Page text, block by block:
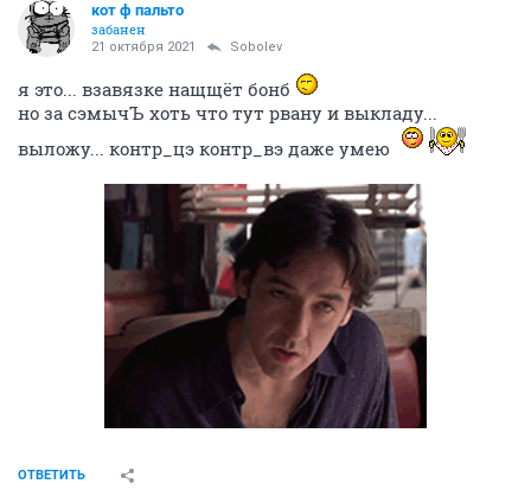
кот ф пальто
забанен
21 октября 2021 Sobolev
я это... взавязке нащщёт бонб
но за сэмычЪ хоть что тут рвану и выкладу...
выложу... контр_цэ контр_вэ даже умею
ОТВЕТИТЬ